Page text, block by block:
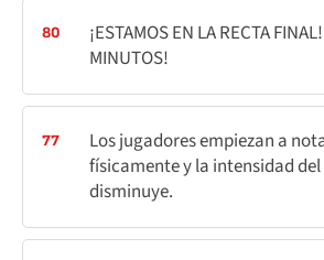
80
¡ESTAMOS EN LA RECTA
MINUTOS!
77
Los jugadores empiezan a
físicamente y la intensidad
disminuye.